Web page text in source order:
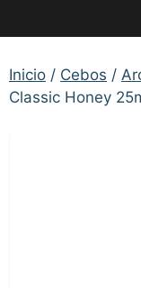
Inicio / Cebos /
Classic Honey